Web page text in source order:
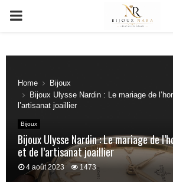
PRIMARY
Home
Bijoux
Bijoux Ulysse Nardin : Le mariage de
l’artisanat joaillier
Bijoux
Bijoux Ulysse Nardin : Le mariage de
et de l’artisanat joaillier
4 août 2023 1473